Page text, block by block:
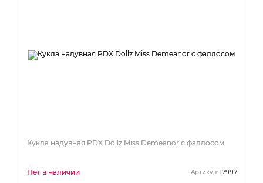
Кукла надувная PDX Dollz Miss Demeanor с фаллосом
Нет в наличии Артикул: 17997